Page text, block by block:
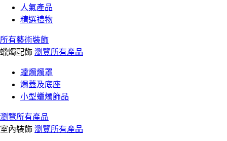
人氣產品
精選禮物
所有藝術裝飾
蠟燭配飾 瀏覽所有產品
蠟燭燭罩
燭蓋及底座
小型蠟燭飾品
瀏覽所有產品
室內裝飾 瀏覽所有產品